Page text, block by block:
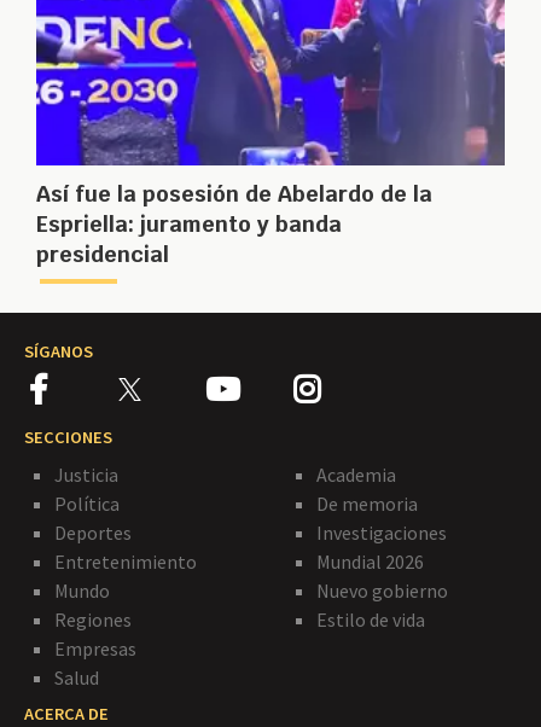
Así fue la posesión de Abelardo de la
Espriella: juramento y banda
presidencial
SÍGANOS
SECCIONES
Justicia
Política
Deportes
Entretenimiento
Mundo
Regiones
Empresas
Salud
Academia
De memoria
Investigaciones
Mundial 2026
Nuevo gobierno
Estilo de vida
ACERCA DE